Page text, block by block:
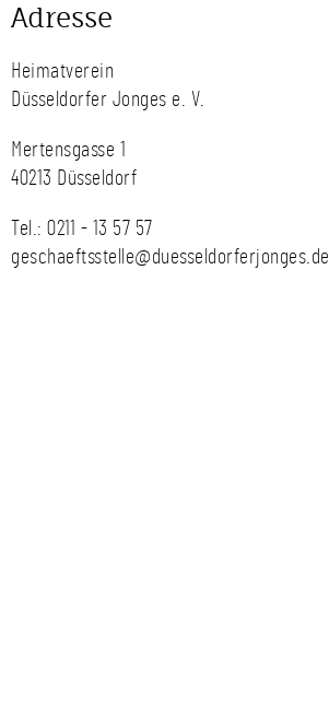
Adresse
Heimatverein
Düsseldorfer Jonges e. V.
Mertensgasse 1
40213 Düsseldorf
Tel.: 0211 - 13 57 57
geschaeftsstelle@duesseldorferjonges.de